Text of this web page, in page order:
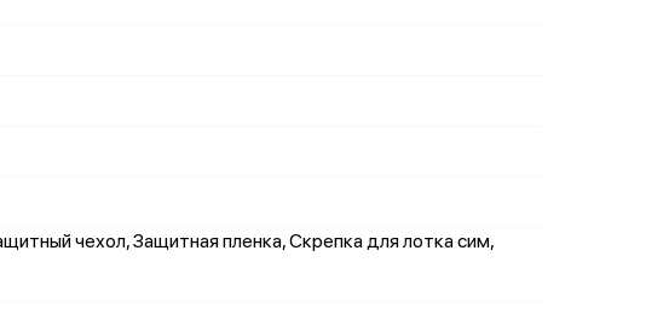
чехол, Защитная пленка, Скрепка для лотка сим,